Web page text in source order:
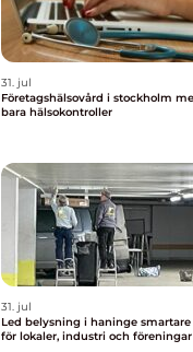
31. jul
Företagshälsovård i stockholm mer än
bara hälsokontroller
31. jul
Led belysning i haninge smartare ljus
för lokaler, industri och föreningar